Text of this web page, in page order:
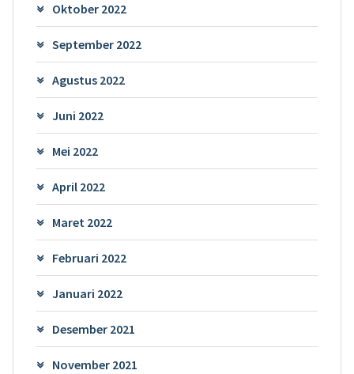
Oktober 2022
September 2022
Agustus 2022
Juni 2022
Mei 2022
April 2022
Maret 2022
Februari 2022
Januari 2022
Desember 2021
November 2021